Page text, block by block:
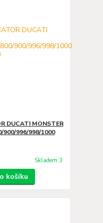
DUCATI MONSTER
900/996/998/1000
Skladem 3
košíku